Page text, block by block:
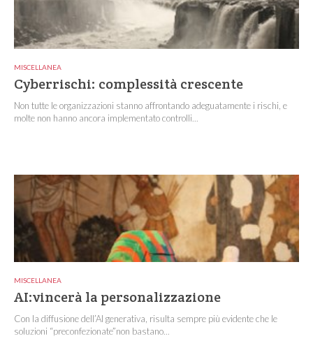
MISCELLANEA
Cyberrischi: complessità crescente
Non tutte le organizzazioni stanno affrontando adeguatamente i rischi, e
molte non hanno ancora implementato controlli...
MISCELLANEA
AI:vincerà la personalizzazione
Con la diffusione dell’AI generativa, risulta sempre più evidente che le
soluzioni “preconfezionate”non bastano...